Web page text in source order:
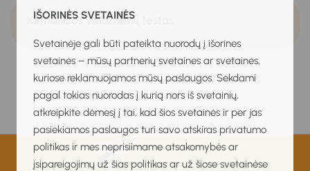
IŠORINĖS SVETAINĖS
Svetainėje gali būti pateikta nuorodų į išorines
svetaines – mūsų partnerių svetaines ar svetaines,
kuriose reklamuojamos mūsų paslaugos. Sekdami
pagal tokias nuorodas į kurią nors iš svetainių,
atkreipkite dėmesį į tai, kad šios svetainės ir per jas
pasiekiamos paslaugos turi savo atskiras privatumo
politikas ir mes neprisiimame atsakomybės ar
įsipareigojimų už šias politikas ar už šiose svetainėse
Komandos vaidmenų testas